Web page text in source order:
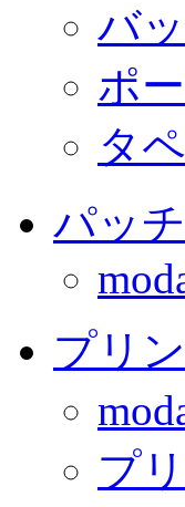
バ
ポ
タ
パッ
プリ
プ